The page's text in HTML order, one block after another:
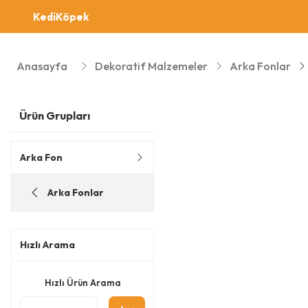
KediKöpek
Anasayfa Dekoratif Malzemeler Arka Fonlar
Ürün Grupları
Arka Fon
Arka Fonlar
Hızlı Arama
Hızlı Ürün Arama